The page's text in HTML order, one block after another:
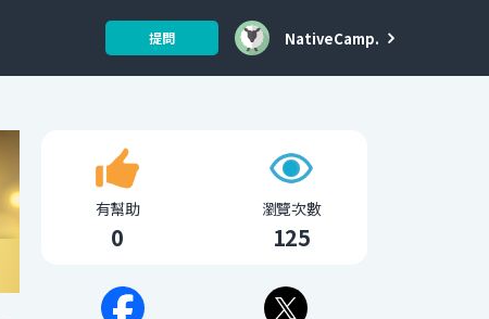
提問 NativeCamp.
有幫助
0
瀏覽次數
125